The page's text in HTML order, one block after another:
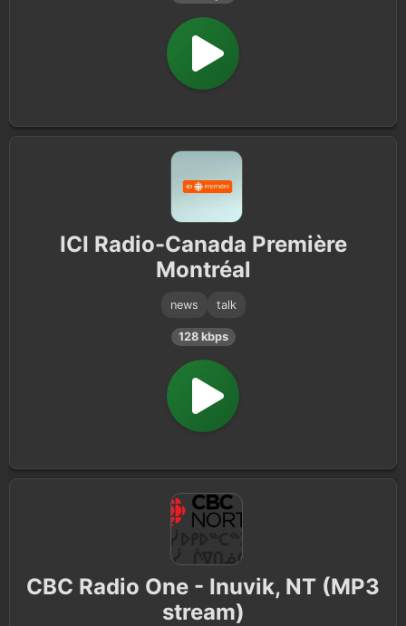
ICI Radio-Canada Première
Montréal
news talk
128 kbps
CBC Radio One - Inuvik, NT (MP3
stream)